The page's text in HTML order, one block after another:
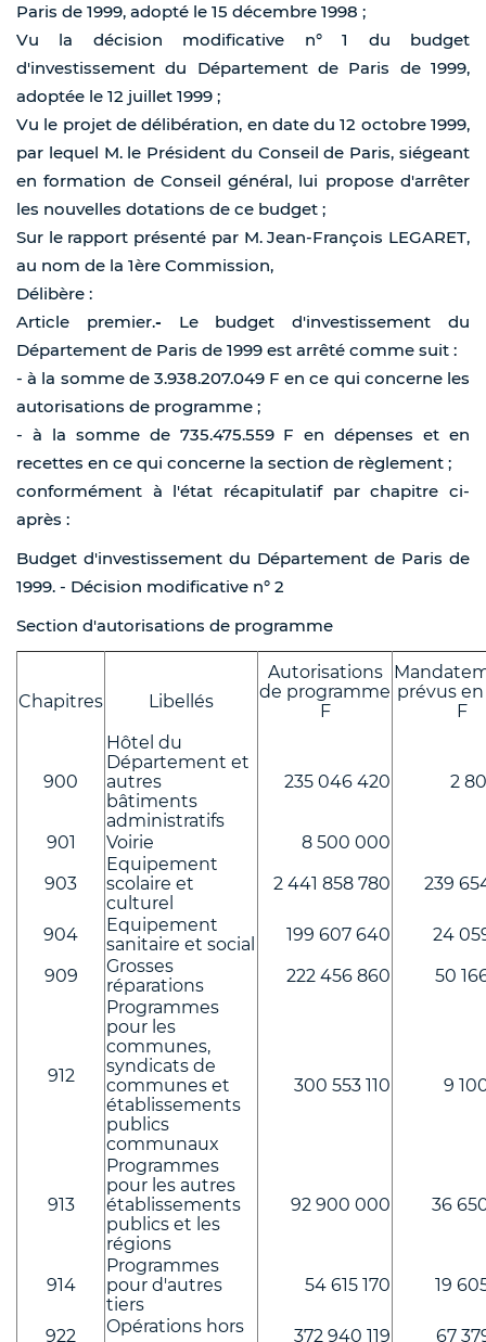
Paris de 1999, adopté le 15 décembre 1998 ;
Vu la décision modificative n° 1 du budget
d'investissement du Département de Paris de 1999,
adoptée le 12 juillet 1999 ;
Vu le projet de délibération, en date du 12 octobre 1999,
par lequel M. le Président du Conseil de Paris, siégeant
en formation de Conseil général, lui propose d'arrêter
les nouvelles dotations de ce budget ;
Sur le rapport présenté par M. Jean-François LEGARET,
au nom de la 1ère Commission,
Délibère :
Article premier.- Le budget d'investissement du
Département de Paris de 1999 est arrêté comme suit :
- à la somme de 3.938.207.049 F en ce qui concerne les
autorisations de programme ;
- à la somme de 735.475.559 F en dépenses et en
recettes en ce qui concerne la section de règlement ;
conformément à l'état récapitulatif par chapitre ci-
après :
Budget d'investissement du Département de Paris de
1999. - Décision modificative n° 2
Section d'autorisations de programme
Chapitres Libellés
Autorisations
de programme
F
prévus en
F
900
Hôtel du
Département et
autres
bâtiments
administratifs
235 046 420 2
901 Voirie
8 500 000
903
Equipement
scolaire et
culturel
2 441 858 780 239
904
Equipement
sanitaire et social
199 607 640
24
909
Grosses
réparations
222 456 860 50
912
Programmes
pour les
communes,
syndicats de
communes et
établissements
publics
communaux
300 553 110 9
913
Programmes
pour les autres
établissements
publics et les
régions
92 900 000 36
914
Programmes
pour d'autres
tiers
54 615 170 19
922
Opérations hors
372 940 119 67